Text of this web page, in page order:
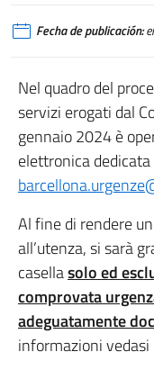
Fecha de publicación:
Nel quadro del
servizi erogati dal
gennaio 2024 è
elettronica
Al fine di rendere
all’utenza, si sarà
casellasolo ed
comprovata
adeguatamente
informazioni vedasi